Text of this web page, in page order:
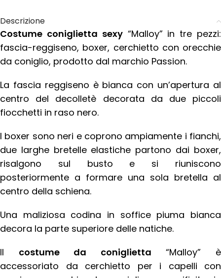
Descrizione
Costume coniglietta sexy“Malloy” in tre pezzi:
fascia-reggiseno, boxer, cerchietto con orecchie
da coniglio, prodotto dal marchio Passion.
La fascia reggiseno è bianca con un’apertura al
centro del decolletè decorata da due piccoli
fiocchetti in raso nero.
I boxer sono neri e coprono ampiamente i fianchi,
due larghe bretelle elastiche partono dai boxer,
risalgono sul busto e si riuniscono
posteriormente a formare una sola bretella al
centro della schiena.
Una maliziosa codina in soffice piuma bianca
decora la parte superiore delle natiche.
Il costume da coniglietta “Malloy” è
accessoriato da cerchietto per i capelli con